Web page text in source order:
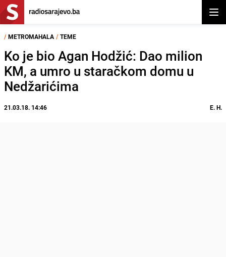
/ METROMAHALA / TEME
Ko je bio Agan Hodžić: Dao milion
KM, a umro u staračkom domu u
Nedžarićima
21.03.18. 14:46 E. H.